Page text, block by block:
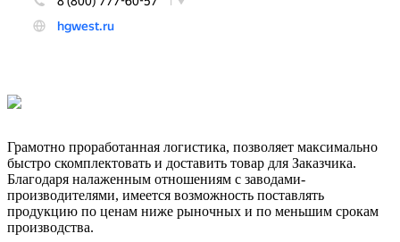
Грамотно проработанная логистика, позволяет максимально
быстро скомплектовать и доставить товар для Заказчика.
Благодаря налаженным отношениям с заводами-
производителями, имеется возможность поставлять
продукцию по ценам ниже рыночных и по меньшим срокам
производства.